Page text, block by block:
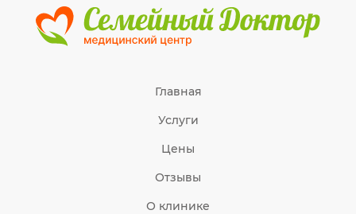
Главная
Услуги
Цены
Отзывы
О клинике